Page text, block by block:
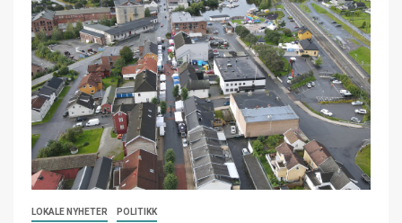
LOKALE NYHETER POLITIKK